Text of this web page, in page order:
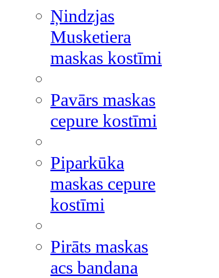
Ņindzjas
Musketiera
maskas kostīmi
Pavārs maskas
cepure kostīmi
Piparkūka
maskas cepure
kostīmi
Pirāts maskas
acs bandana